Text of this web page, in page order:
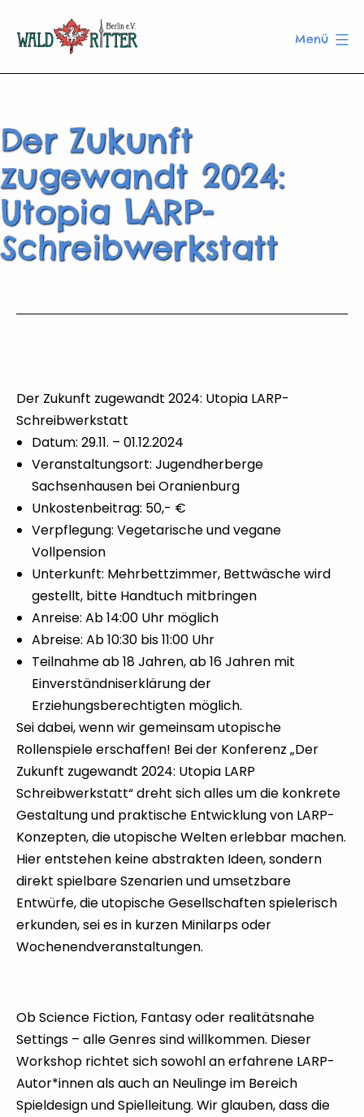
Inhalt
Menü
Der Zukunft
zugewandt 2024:
Utopia LARP-
Schreibwerkstatt
Der Zukunft zugewandt 2024: Utopia LARP-
Schreibwerkstatt
Datum: 29.11. – 01.12.2024
Veranstaltungsort: Jugendherberge
Sachsenhausen bei Oranienburg
Unkostenbeitrag: 50,- €
Verpflegung: Vegetarische und vegane
Vollpension
Unterkunft: Mehrbettzimmer, Bettwäsche wird
gestellt, bitte Handtuch mitbringen
Anreise: Ab 14:00 Uhr möglich
Abreise: Ab 10:30 bis 11:00 Uhr
Teilnahme ab 18 Jahren, ab 16 Jahren mit
Einverständniserklärung der
Erziehungsberechtigten möglich.
Sei dabei, wenn wir gemeinsam utopische
Rollenspiele erschaffen! Bei der Konferenz „Der
Zukunft zugewandt 2024: Utopia LARP
Schreibwerkstatt“ dreht sich alles um die konkrete
Gestaltung und praktische Entwicklung von LARP-
Konzepten, die utopische Welten erlebbar machen.
Hier entstehen keine abstrakten Ideen, sondern
direkt spielbare Szenarien und umsetzbare
Entwürfe, die utopische Gesellschaften spielerisch
erkunden, sei es in kurzen Minilarps oder
Wochenendveranstaltungen.
Ob Science Fiction, Fantasy oder realitätsnahe
Settings – alle Genres sind willkommen. Dieser
Workshop richtet sich sowohl an erfahrene LARP-
Autor*innen als auch an Neulinge im Bereich
Spieldesign und Spielleitung. Wir glauben, dass die